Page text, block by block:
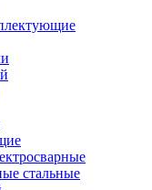
стальные